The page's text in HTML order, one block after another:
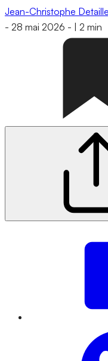
Jean-Christophe Detaille
- 28 mai 2026 - 2 min